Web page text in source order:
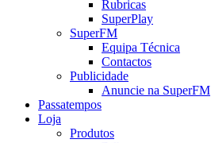
Rubricas
SuperPlay
SuperFM
Equipa Técnica
Contactos
Publicidade
Anuncie na SuperFM
Passatempos
Loja
Produtos